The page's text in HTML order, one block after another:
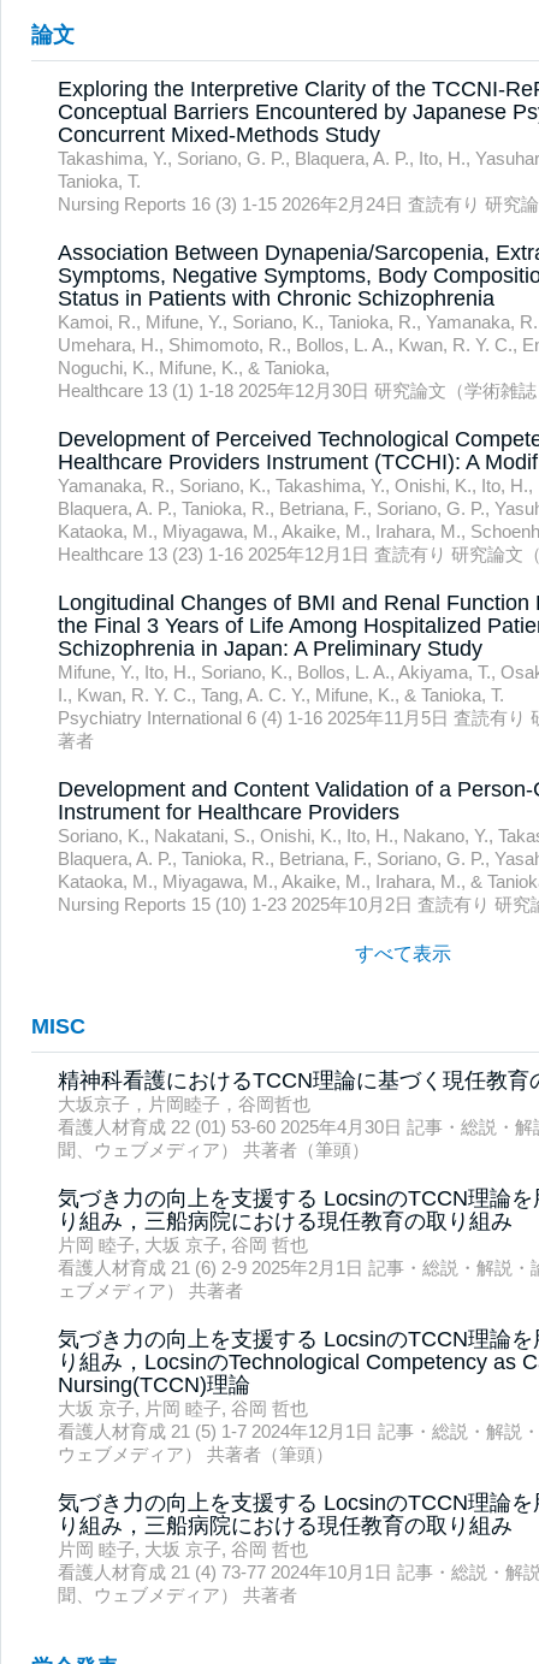
論文
Exploring the Interpretive Clarity of the TCCNI-
Conceptual Barriers Encountered by Japanese
Concurrent Mixed-Methods Study
Takashima, Y., Soriano, G. P., Blaquera, A. P., Ito, H.,
Tanioka, T.
Nursing Reports 16 (3) 1-15 2026年2月24日 査読有り 研究
Association Between Dynapenia/Sarcopenia,
Symptoms, Negative Symptoms, Body
Status in Patients with Chronic Schizophrenia
Kamoi, R., Mifune, Y., Soriano, K., Tanioka, R., Yamanaka,
Umehara, H., Shimomoto, R., Bollos, L. A., Kwan, R. Y. C.,
Noguchi, K., Mifune, K., & Tanioka,
Healthcare 13 (1) 1-18 2025年12月30日 研究論文（学術雑
Development of Perceived Technological
Healthcare Providers Instrument (TCCHI): A
Yamanaka, R., Soriano, K., Takashima, Y., Onishi, K., Ito, H.,
Blaquera, A. P., Tanioka, R., Betriana, F., Soriano, G. P.,
Kataoka, M., Miyagawa, M., Akaike, M., Irahara, M.,
Healthcare 13 (23) 1-16 2025年12月1日 査読有り 研究論文
Longitudinal Changes of BMI and Renal Function
the Final 3 Years of Life Among Hospitalized
Schizophrenia in Japan: A Preliminary Study
Mifune, Y., Ito, H., Soriano, K., Bollos, L. A., Akiyama, T.,
I., Kwan, R. Y. C., Tang, A. C. Y., Mifune, K., & Tanioka, T.
Psychiatry International 6 (4) 1-16 2025年11月5日 査読有り
著者
Development and Content Validation of a
Instrument for Healthcare Providers
Soriano, K., Nakatani, S., Onishi, K., Ito, H., Nakano, Y.,
Blaquera, A. P., Tanioka, R., Betriana, F., Soriano, G. P.,
Kataoka, M., Miyagawa, M., Akaike, M., Irahara, M., &
Nursing Reports 15 (10) 1-23 2025年10月2日 査読有り 研
すべて表示
MISC
精神科看護におけるTCCN理論に基づく現任教育
大坂京子，片岡睦子，谷岡哲也
看護人材育成 22 (01) 53-60 2025年4月30日 記事・総説・
聞、ウェブメディア） 共著者（筆頭）
気づき力の向上を支援する LocsinのTCCN理論
り組み，三船病院における現任教育の取り組み
片岡 睦子, 大坂 京子, 谷岡 哲也
看護人材育成 21 (6) 2-9 2025年2月1日 記事・総説・解説
ェブメディア） 共著者
気づき力の向上を支援する LocsinのTCCN理論
り組み，LocsinのTechnological Competency as
Nursing(TCCN)理論
大坂 京子, 片岡 睦子, 谷岡 哲也
看護人材育成 21 (5) 1-7 2024年12月1日 記事・総説・解説
ウェブメディア） 共著者（筆頭）
気づき力の向上を支援する LocsinのTCCN理論
り組み，三船病院における現任教育の取り組み
片岡 睦子, 大坂 京子, 谷岡 哲也
看護人材育成 21 (4) 73-77 2024年10月1日 記事・総説・解
聞、ウェブメディア） 共著者